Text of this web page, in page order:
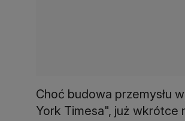
Choć budowa przemysłu
York Timesa", już wkrótce